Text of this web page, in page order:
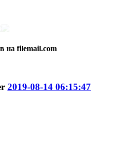
на filemail.com
2019-08-14 06:15:47